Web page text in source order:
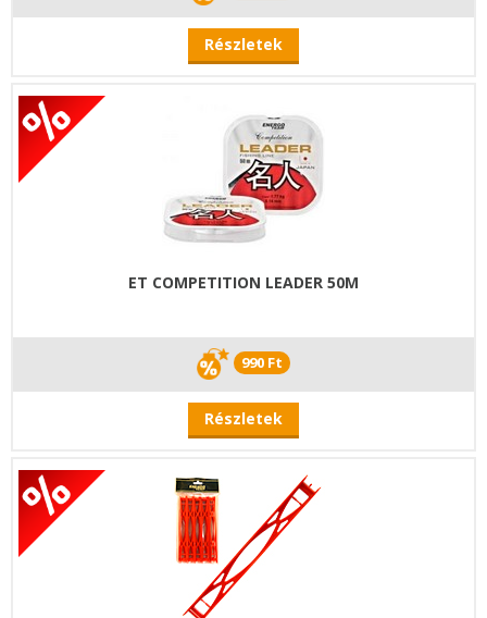
Részletek
ET COMPETITION LEADER 50M
990 Ft
Részletek